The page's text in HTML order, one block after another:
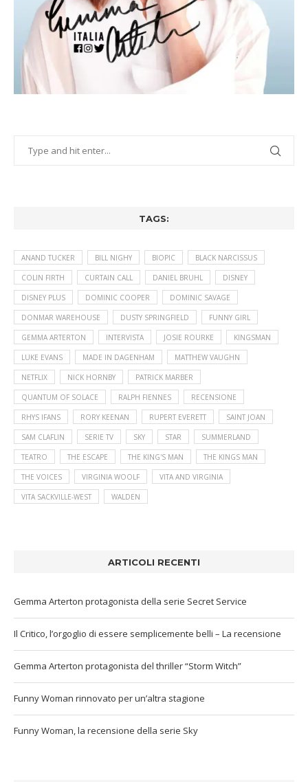
TAGS:
ANAND TUCKER BILL NIGHY BIOPIC BLACK NARCISSUS
COLIN FIRTH CURTAIN CALL DANIEL BRUHL DISNEY
DISNEY PLUS DOMINIC COOPER DOMINIC SAVAGE
DONMAR WAREHOUSE DUSTY SPRINGFIELD FUNNY GIRL
GEMMA ARTERTON INTERVISTA JOSIE ROURKE KINGSMAN
LUKE EVANS MADE IN DAGENHAM MATTHEW VAUGHN
NETFLIX NICK HORNBY PATRICK MARBER
QUANTUM OF SOLACE RALPH FIENNES RECENSIONE
RHYS IFANS RORY KEENAN RUPERT EVERETT SAINT JOAN
SAM CLAFLIN SERIE TV SKY STAR SUMMERLAND
TEATRO THE ESCAPE THE KING'S MAN THE KINGS MAN
THE VOICES VIRGINIA WOOLF VITA AND VIRGINIA
VITA SACKVILLE-WEST WALDEN
ARTICOLI RECENTI
Gemma Arterton protagonista della serie Secret Service
Il Critico, l’orgoglio di essere semplicemente belli – La recensione
Gemma Arterton protagonista del thriller “Storm Witch”
Funny Woman rinnovato per un’altra stagione
Funny Woman, la recensione della serie Sky